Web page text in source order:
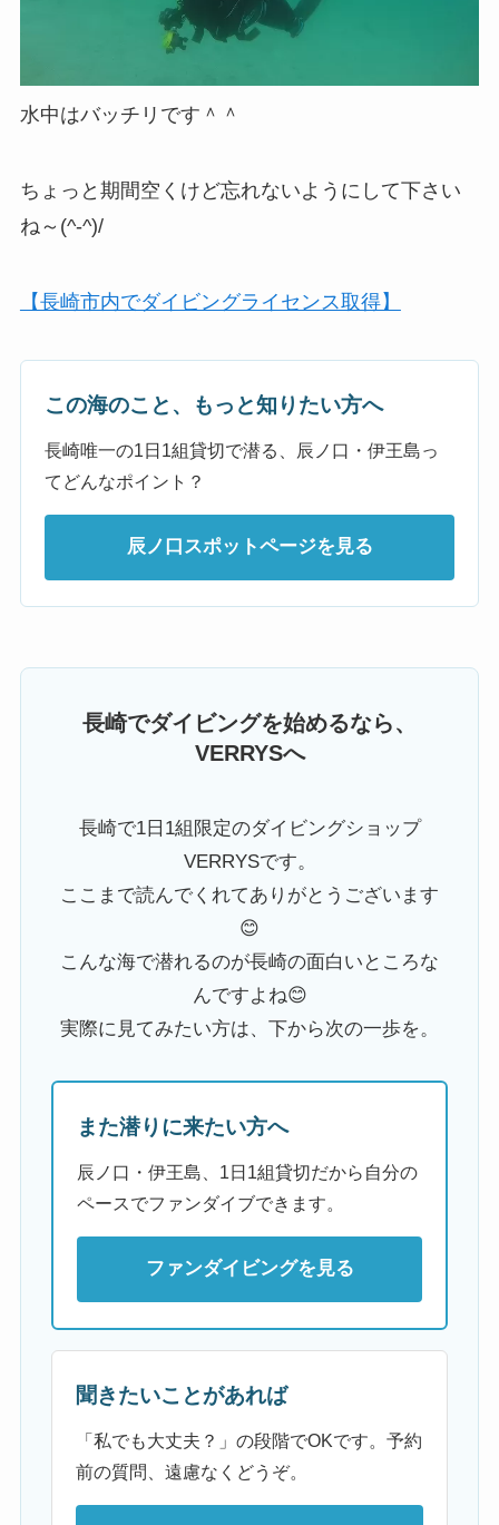
水中はバッチリです＾＾
ちょっと期間空くけど忘れないようにして下さい
ね～(^-^)/
【長崎市内でダイビングライセンス取得】
この海のこと、もっと知りたい方へ
長崎唯一の1日1組貸切で潜る、辰ノ口・伊王島っ
てどんなポイント？
辰ノ口スポットページを見る
長崎でダイビングを始めるなら、
VERRYSへ
長崎で1日1組限定のダイビングショップ
VERRYSです。
ここまで読んでくれてありがとうございます
😊
こんな海で潜れるのが長崎の面白いところな
んですよね😊
実際に見てみたい方は、下から次の一歩を。
また潜りに来たい方へ
辰ノ口・伊王島、1日1組貸切だから自分の
ペースでファンダイブできます。
ファンダイビングを見る
聞きたいことがあれば
「私でも大丈夫？」の段階でOKです。予約
前の質問、遠慮なくどうぞ。